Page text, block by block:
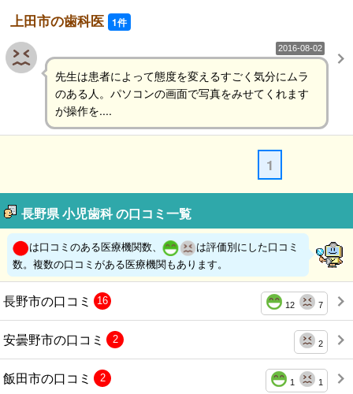
上田市の歯科医 1件
2016-08-02
先生は患者によって態度を変えるすごく気分にムラ
のある人。パソコンの画面で写真をみせてくれます
が操作を....
1
長野県 小児歯科 の口コミ一覧
は口コミのある医療機関数、
は評価別にした口コミ
数。複数の口コミがある医療機関もあります。
長野市の口コミ 12 7
16
安曇野市の口コミ 2
2
飯田市の口コミ 1 1
2